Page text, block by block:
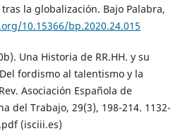
la globalización. Bajo Palabra,
10.15366/bp.2020.24.015
Una Historia de RR.HH. y su
fordismo al talentismo y la
Asociación Española de
del Trabajo, 29(3), 198-214. 1132-
(isciii.es)